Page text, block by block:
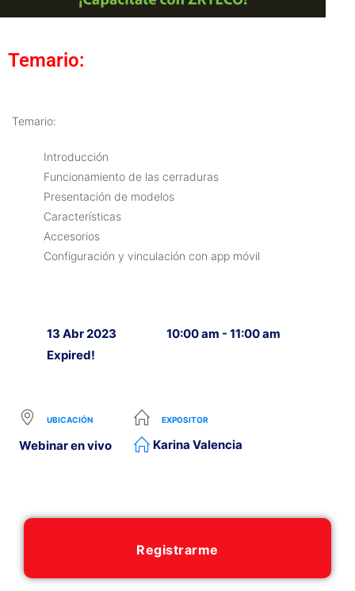
Temario:
Temario:
Introducción
Funcionamiento de las cerraduras
Presentación de modelos
Características
Accesorios
Configuración y vinculación con app móvil
13 Abr 2023
Expired!
10:00 am - 11:00 am
UBICACIÓN
Webinar en vivo
EXPOSITOR
Karina Valencia
Registrarme